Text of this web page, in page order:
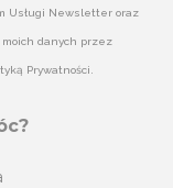
Usługi Newsletter oraz
danych przez
Prywatności.